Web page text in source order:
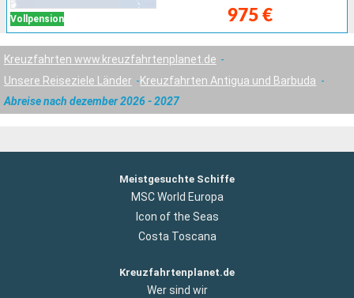
Vollpension 975 €
Kreuzfahrten www.kreuzfahrtenplanet.de
Unsere Reiseziele Länder
Kreuzfahrten Antigua und Barbuda
Abreise nach dezember 2026 - 2027
Meistgesuchte Schiffe
MSC World Europa
Icon of the Seas
Costa Toscana
Kreuzfahrtenplanet.de
Wer sind wir